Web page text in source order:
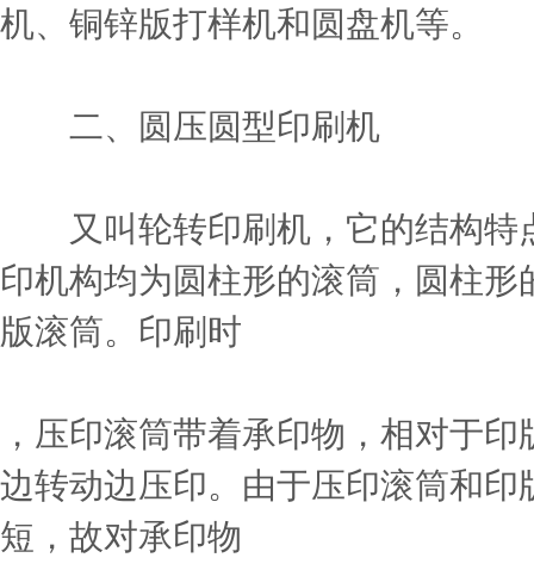
机、铜锌版打样机和圆盘机等。
二、圆压圆型印刷机
又叫轮转印刷机，它的结构特
印机构均为圆柱形的滚筒，圆柱
版滚筒。印刷时
，压印滚筒带着承印物，相对于
边转动边压印。由于压印滚筒和印
短，故对承印物